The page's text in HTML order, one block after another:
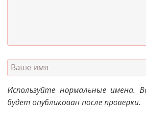
Используйте нормальные имена.
будет опубликован после проверки.